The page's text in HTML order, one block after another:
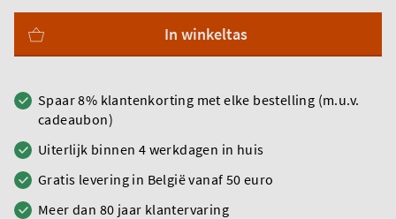
In winkeltas
Spaar 8% klantenkorting met elke bestelling (m.u.v.
cadeaubon)
Uiterlijk binnen 4 werkdagen in huis
Gratis levering in België vanaf 50 euro
Meer dan 80 jaar klantervaring